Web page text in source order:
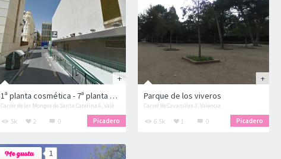
1ª planta cosmética - 7ª planta orgasmo!
Picadero
5k 2 0
Parque de los viveros
Carrer de Cavanilles 3, València
Picadero
6.5k 1 0
1